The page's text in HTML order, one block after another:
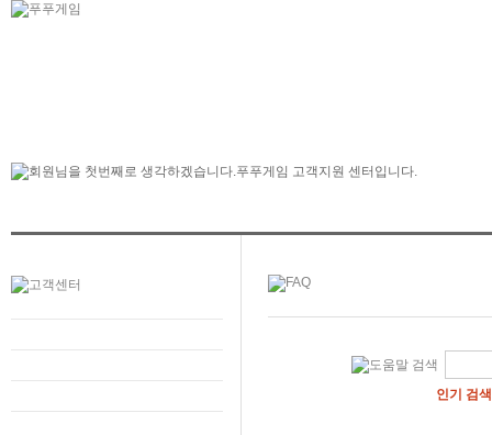
인기 검